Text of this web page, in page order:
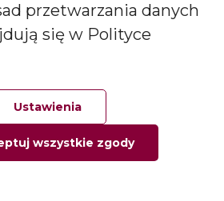
Zamówienie
przetwarzania danych
się w Polityce
Ustawienia
wszystkie zgody